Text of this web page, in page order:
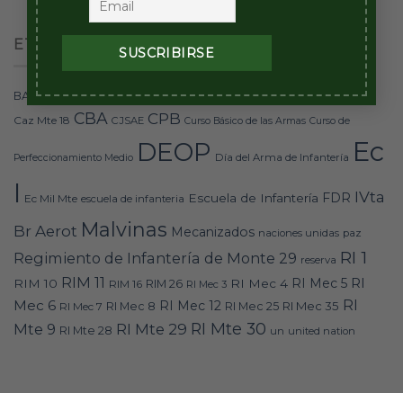
ETIQUETAS
BAI-11 bandera Ca Caz M 6 Ca Caz M 8 Ca Caz Mte 17 Ca
Caz Mte 18 CBA CJSAE CPB Curso Básico de las Armas Curso de
Perfeccionamiento Medio DEOP Día del Arma de Infantería Ec
I Ec Mil Mte escuela de infanteria Escuela de Infantería FDR IVta
Br Aerot Malvinas Mecanizados naciones unidas paz
Regimiento de Infantería de Monte 29 reserva RI 1
RIM 10 RIM 11 RIM 16 RIM 26 RI Mec 3 RI Mec 4 RI Mec 5 RI
Mec 6 RI Mec 7 RI Mec 8 RI Mec 12 RI Mec 25 RI Mec 35 RI
Mte 9 RI Mte 28 RI Mte 29 RI Mte 30 un united nation